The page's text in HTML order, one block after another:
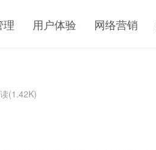
理 用户体验 网络营销
(1.42K)